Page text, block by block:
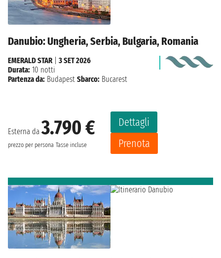
Danubio: Ungheria, Serbia, Bulgaria, Romania
Esterna da3.790 €
prezzo per persona Tasse incluse
Dettagli
Prenota
EMERALD STAR| 3 SET 2026
Durata: 10 notti
Partenza da: Budapest Sbarco: Bucarest